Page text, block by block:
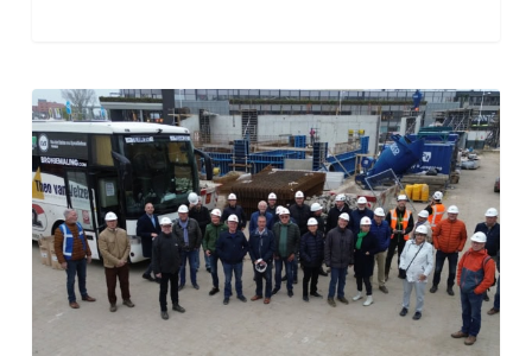
Op
stap
met
oud-
medewerkers